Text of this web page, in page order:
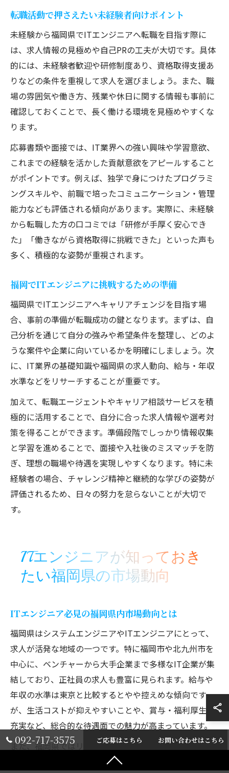
転職活動で押さえたい未経験者向けポイント
未経験から福岡県でITエンジニアへ転職を目指す際に
は、求人情報の見極めや自己PRの工夫が大切です。具体
的には、未経験者歓迎や研修制度あり、資格取得支援あ
りなどの条件を重視して求人を選びましょう。また、職
場の雰囲気や働き方、残業や休日に関する情報も事前に
確認しておくことで、長く働ける環境を見極めやすくな
ります。
応募書類や面接では、IT業界への強い興味や学習意欲、
これまでの経験を活かした貢献意欲をアピールすること
がポイントです。例えば、独学で身につけたプログラミ
ングスキルや、前職で培ったコミュニケーション・管理
能力なども評価される傾向があります。実際に、未経験
から転職した方の口コミでは「研修が手厚く安心でき
た」「働きながら資格取得に挑戦できた」といった声も
多く、積極的な姿勢が重視されます。
福岡でITエンジニアに挑戦するための準備
福岡県でITエンジニアへキャリアチェンジを目指す場
合、事前の準備が転職成功の鍵となります。まずは、自
己分析を通じて自分の強みや希望条件を整理し、どのよ
うな案件や企業に向いているかを明確にしましょう。次
に、IT業界の基礎知識や福岡県の求人動向、給与・年収
水準などをリサーチすることが重要です。
加えて、転職エージェントやキャリア相談サービスを積
極的に活用することで、自分に合った求人情報や選考対
策を得ることができます。準備段階でしっかり情報収集
と学習を進めることで、面接や入社後のミスマッチを防
ぎ、理想の職場や待遇を実現しやすくなります。特に未
経験者の場合、チャレンジ精神と継続的な学びの姿勢が
評価されるため、日々の努力を怠らないことが大切で
す。
ITエンジニアが知っておき
たい福岡県の市場動向
ITエンジニア必見の福岡県内市場動向とは
福岡県はシステムエンジニアやITエンジニアにとって、
求人が活発な地域の一つです。特に福岡市や北九州市を
中心に、ベンチャーから大手企業まで多様なIT企業が集
結しており、正社員の求人も豊富に見られます。給与や
年収の水準は東京と比較するとやや控えめな傾向です
が、生活コストが抑えやすいことや、賞与・福利厚生の
充実など、総合的な待遇面での魅力が高まっています。
また、福岡県ではリモートワークやフルリモート勤務を
導入する企業も増加しており、勤務スタイルの選択肢が
092-717-3575 ご応募はこちら お問い合わせはこちら